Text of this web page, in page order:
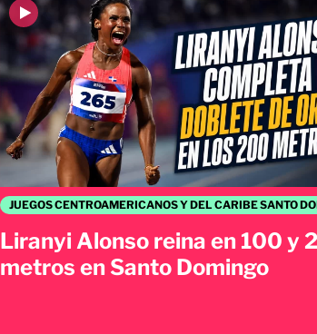
Liranyi Alonso reina en 100 y
metros en Santo Domingo